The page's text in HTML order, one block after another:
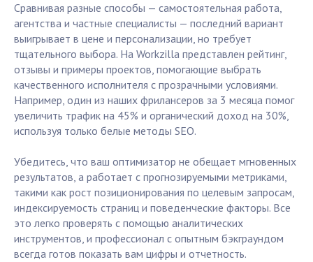
Сравнивая разные способы — самостоятельная работа,
агентства и частные специалисты — последний вариант
выигрывает в цене и персонализации, но требует
тщательного выбора. На Workzilla представлен рейтинг,
отзывы и примеры проектов, помогающие выбрать
качественного исполнителя с прозрачными условиями.
Например, один из наших фрилансеров за 3 месяца помог
увеличить трафик на 45% и органический доход на 30%,
используя только белые методы SEO.
Убедитесь, что ваш оптимизатор не обещает мгновенных
результатов, а работает с прогнозируемыми метриками,
такими как рост позиционирования по целевым запросам,
индексируемость страниц и поведенческие факторы. Все
это легко проверять с помощью аналитических
инструментов, и профессионал с опытным бэкграундом
всегда готов показать вам цифры и отчетность.